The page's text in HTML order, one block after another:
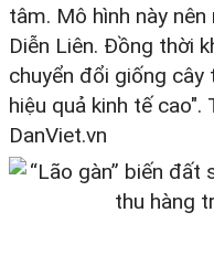
tâm. Mô hình này
Diễn Liên. Đồng thời
chuyển đổi giống
hiệu quả kinh tế
DanViet.vn